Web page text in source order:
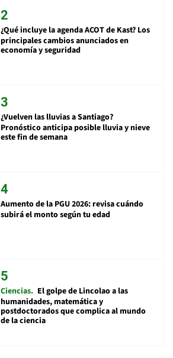
¿Qué incluye la agenda ACOT de Kast? Los
principales cambios anunciados en
economía y seguridad
¿Vuelven las lluvias a Santiago?
Pronóstico anticipa posible lluvia y nieve
este fin de semana
Aumento de la PGU 2026: revisa cuándo
subirá el monto según tu edad
Ciencias El golpe de Lincolao a las
humanidades, matemática y
postdoctorados que complica al mundo
de la ciencia